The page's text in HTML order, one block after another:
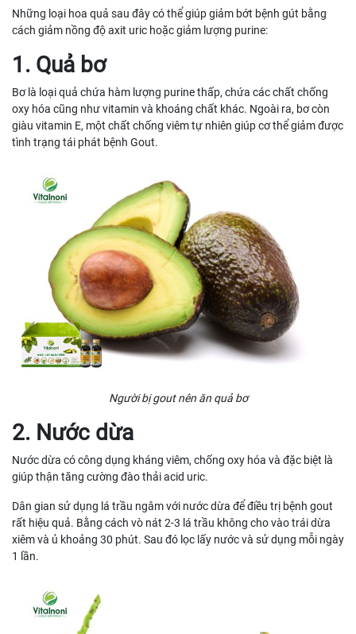
Những loại hoa quả sau đây có thể giúp giảm bớt bệnh gút bằng
cách giảm nồng độ axit uric hoặc giảm lượng purine:
1. Quả bơ
Bơ là loại quả chứa hàm lượng purine thấp, chứa các chất chống
oxy hóa cũng như vitamin và khoáng chất khác. Ngoài ra, bơ còn
giàu vitamin E, một chất chống viêm tự nhiên giúp cơ thể giảm được
tình trạng tái phát bệnh Gout.
Người bị gout nên ăn quả bơ
2. Nước dừa
Nước dừa có công dụng kháng viêm, chống oxy hóa và đặc biệt là
giúp thận tăng cường đào thải acid uric.
Dân gian sử dụng lá trầu ngâm với nước dừa để điều trị bệnh gout
rất hiệu quả. Bằng cách vò nát 2-3 lá trầu không cho vào trái dừa
xiêm và ủ khoảng 30 phút. Sau đó lọc lấy nước và sử dụng mỗi ngày
1 lần.